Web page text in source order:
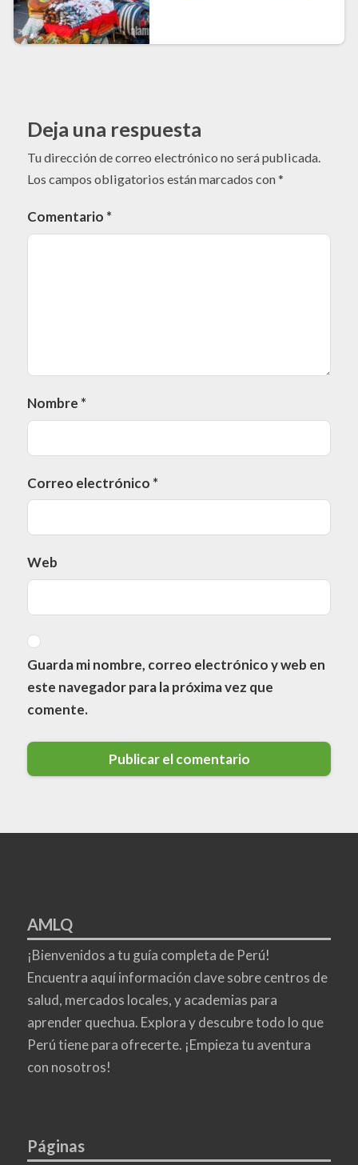
Deja una respuesta
Tu dirección de correo electrónico no será publicada.
Los campos obligatorios están marcados con*
Comentario *
Nombre *
Correo electrónico *
Web
Guarda mi nombre, correo electrónico y web en
este navegador para la próxima vez que
comente.
AMLQ
¡Bienvenidos a tu guía completa de Perú!
Encuentra aquí información clave sobre centros de
salud, mercados locales, y academias para
aprender quechua. Explora y descubre todo lo que
Perú tiene para ofrecerte. ¡Empieza tu aventura
con nosotros!
Páginas